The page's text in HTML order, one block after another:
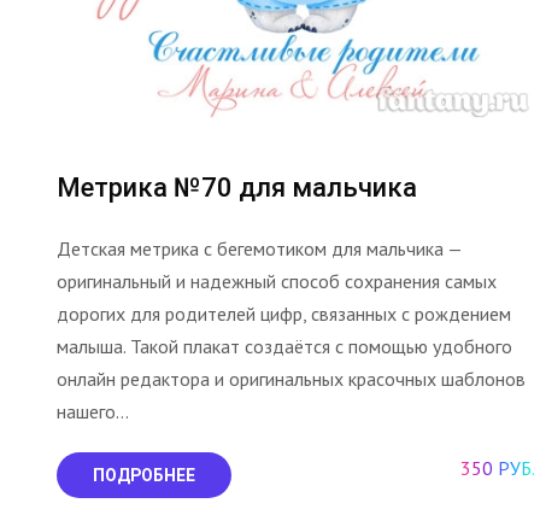
Метрика №70 для мальчика
Детская метрика с бегемотиком для мальчика —
оригинальный и надежный способ сохранения самых
дорогих для родителей цифр, связанных с рождением
малыша. Такой плакат создаётся с помощью удобного
онлайн редактора и оригинальных красочных шаблонов
нашего...
ПОДРОБНЕЕ 350 РУБ.